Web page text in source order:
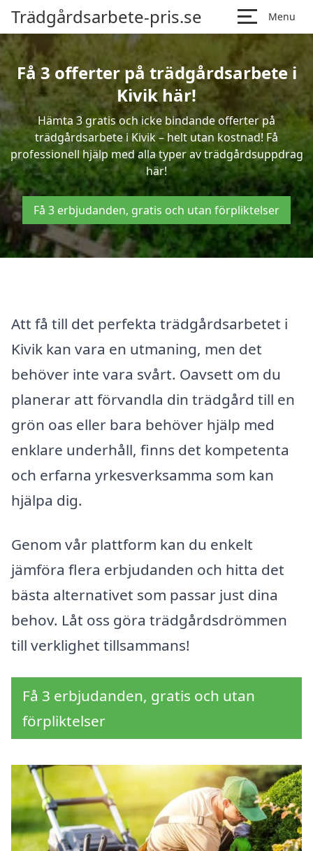
Trädgårdsarbete-pris.se Menu
Få 3 offerter på trädgårdsarbete i
Kivik här!
Hämta 3 gratis och icke bindande offerter på
trädgårdsarbete i Kivik – helt utan kostnad! Få
professionell hjälp med alla typer av trädgårdsuppdrag
här!
Få 3 erbjudanden, gratis och utan förpliktelser
Att få till det perfekta trädgårdsarbetet i
Kivik kan vara en utmaning, men det
behöver inte vara svårt. Oavsett om du
planerar att förvandla din trädgård till en
grön oas eller bara behöver hjälp med
enklare underhåll, finns det kompetenta
och erfarna yrkesverksamma som kan
hjälpa dig.
Genom vår plattform kan du enkelt
jämföra flera erbjudanden och hitta det
bästa alternativet som passar just dina
behov. Låt oss göra trädgårdsdrömmen
till verklighet tillsammans!
Få 3 erbjudanden, gratis och utan
förpliktelser